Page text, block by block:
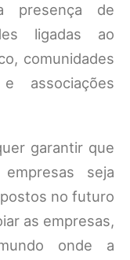
presença de
ligadas ao
comunidades
associações
garantir que
seja
no futuro
as empresas,
onde a